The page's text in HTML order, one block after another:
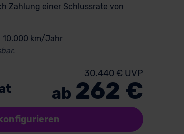
Zahlung einer Schlussrate von
10.000 km/Jahr
30.440 € UVP
ab 262 €